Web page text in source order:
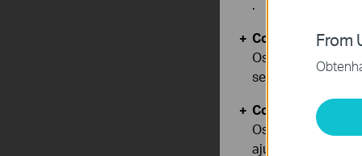
From
.
Cookies Básicos
Os cookies são
seus sistemas.
Cookies de
Os cookies de
ajustar a